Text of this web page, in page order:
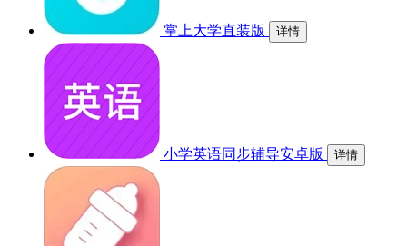
掌上大学直装版 详情
小学英语同步辅导安卓版 详情